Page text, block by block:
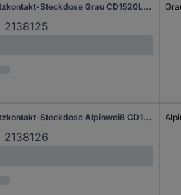
Jung 1fach Einsatz Schutzkontakt-Steckdose Grau CD1520LG 1 St.
2138125
Jung 1fach Einsatz Schutzkontakt-Steckdose Alpinweiß CD1520NWW 1 St.
2138126